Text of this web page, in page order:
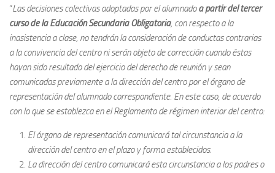
“Las decisiones colectivas adoptadas por el alumnadoa partir del tercer
curso de la Educación Secundaria Obligatoria, con respecto a la
inasistencia a clase, no tendrán la consideración de conductas contrarias
a la convivencia del centro ni serán objeto de corrección cuando éstas
hayan sido resultado del ejercicio del derecho de reunión y sean
comunicadas previamente a la dirección del centro por el órgano de
representación del alumnado correspondiente. En este caso, de acuerdo
con lo que se establezca en el Reglamento de régimen interior del centro:
El órgano de representación comunicará tal circunstancia a la
dirección del centro en el plazo y forma establecidos.
La dirección del centro comunicará esta circunstancia a los padres o